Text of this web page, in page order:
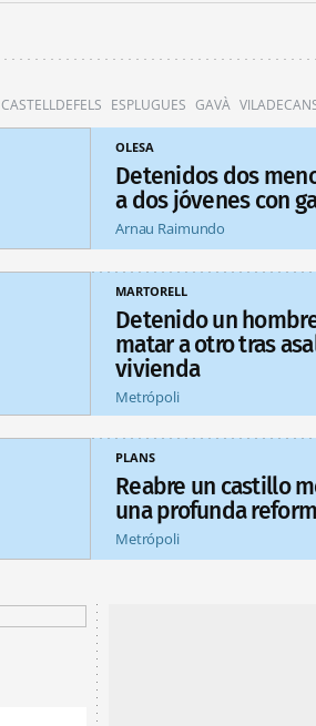
CASTELLDEFELS ESPLUGUES GAVÀ
OLESA
Detenidos dos
a dos jóvenes con
Arnau Raimundo
MARTORELL
Detenido un
matar a otro tras
vivienda
Metrópoli
PLANS
Reabre un castillo
una profunda
Metrópoli